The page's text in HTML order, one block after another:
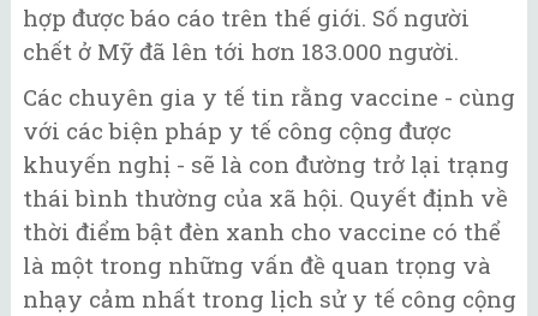
hợp được báo cáo trên thế giới. Số người
chết ở Mỹ đã lên tới hơn 183.000 người.
Các chuyên gia y tế tin rằng vaccine - cùng
với các biện pháp y tế công cộng được
khuyến nghị - sẽ là con đường trở lại trạng
thái bình thường của xã hội. Quyết định về
thời điểm bật đèn xanh cho vaccine có thể
là một trong những vấn đề quan trọng và
nhạy cảm nhất trong lịch sử y tế công cộng